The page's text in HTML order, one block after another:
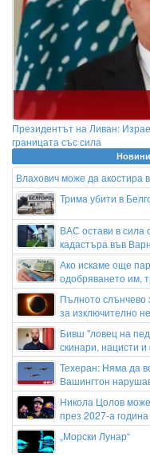
Президентът на Ливан:
границата със сила
Влахович може да акостира
Трима убити в
ВАС остави в сила
кадастъра във
Ако искаме още
одобряването им,
Пълното слънчево
за изключително
Бивш "ловец на
скинари, нацисти
Техеран: Няма да
Вашингтон
Никола Цолов
през 2027-а година
„Морски Лунар“